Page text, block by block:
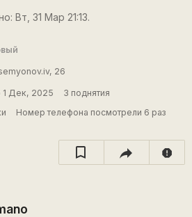
Вт, 31 Мар 21:13.
26
1 Дек, 2025
3 поднятия
Номер телефона посмотрели 6 раз
report